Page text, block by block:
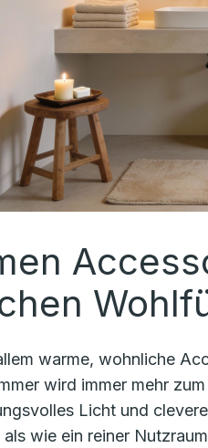
warme, wohnliche
wird immer mehr
Licht und
wie ein reiner